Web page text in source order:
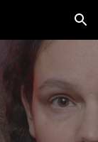
Skip to navigation